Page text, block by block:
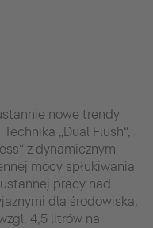
nowe trendy
„Dual Flush“,
z dynamicznym
mocy spłukiwania
pracy nad
dla środowiska.
4,5 litrów na